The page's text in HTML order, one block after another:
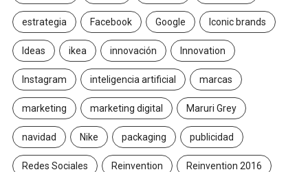
estrategia Facebook Google Iconic brands
Ideas ikea innovación Innovation
Instagram inteligencia artificial marcas
marketing marketing digital Maruri Grey
navidad Nike packaging publicidad
Redes Sociales Reinvention Reinvention 2016